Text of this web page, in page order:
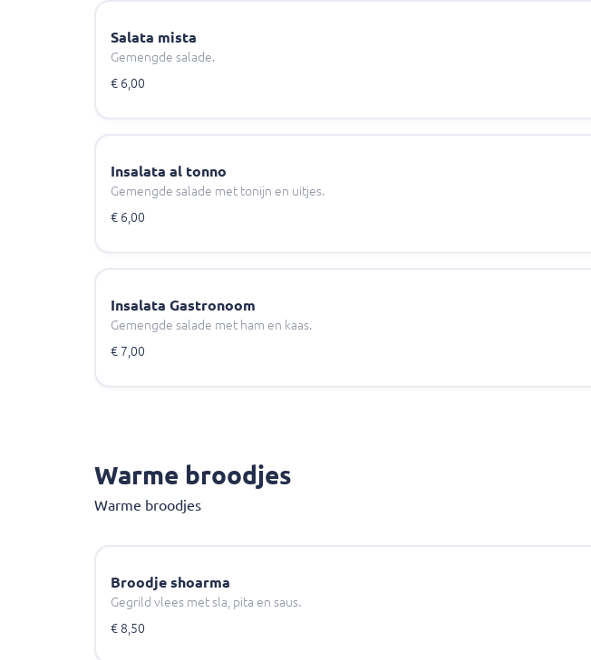
Salata mista
Gemengde salade.
€ 6,00
Insalata al tonno
Gemengde salade met tonijn en uitjes.
€ 6,00
Insalata Gastronoom
Gemengde salade met ham en kaas.
€ 7,00
Warme broodjes
Warme broodjes
Broodje shoarma
Gegrild vlees met sla, pita en saus.
€ 8,50